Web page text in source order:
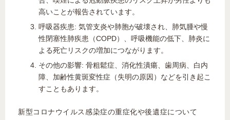
高いことが報告されています。
呼吸器疾患: 気管支炎や肺胞が破壊され、肺気腫や慢
性閉塞性肺疾患（COPD）、呼吸機能の低下、肺炎に
よる死亡リスクの増加につながります。
その他の影響: 骨粗鬆症、消化性潰瘍、歯周病、白内
障、加齢性黄斑変性症（失明の原因）などを引き起こ
すこともあります。
新型コロナウイルス感染症の重症化や後遺症について